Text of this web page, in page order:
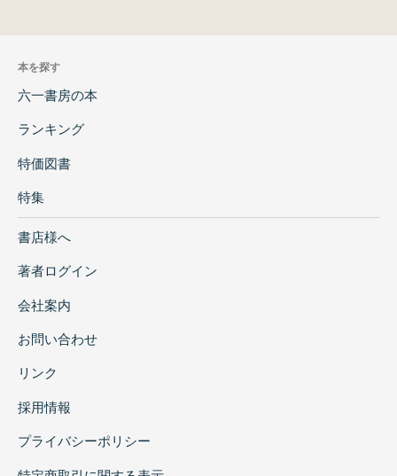
本を探す
六一書房の本
ランキング
特価図書
特集
書店様へ
著者ログイン
会社案内
お問い合わせ
リンク
採用情報
プライバシーポリシー